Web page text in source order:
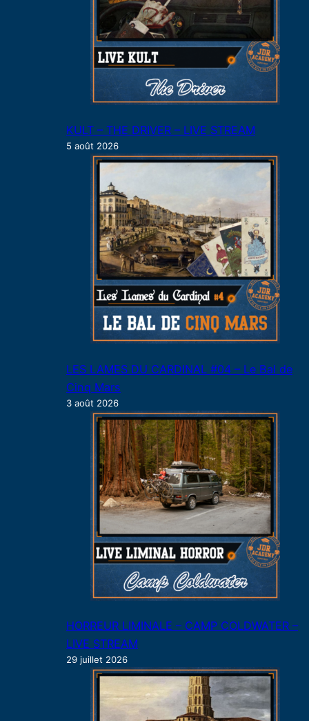
KULT – THE DRIVER – LIVE STREAM
5 août 2026
LES LAMES DU CARDINAL #04 – Le Bal de
Cinq Mars
3 août 2026
HORREUR LIMINALE – CAMP COLDWATER –
LIVE STREAM
29 juillet 2026